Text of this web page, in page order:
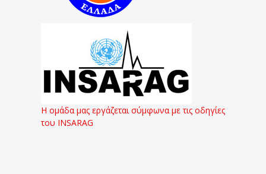
Η ομάδα μας εργάζεται σύμφωνα με τις οδηγίες
του INSARAG